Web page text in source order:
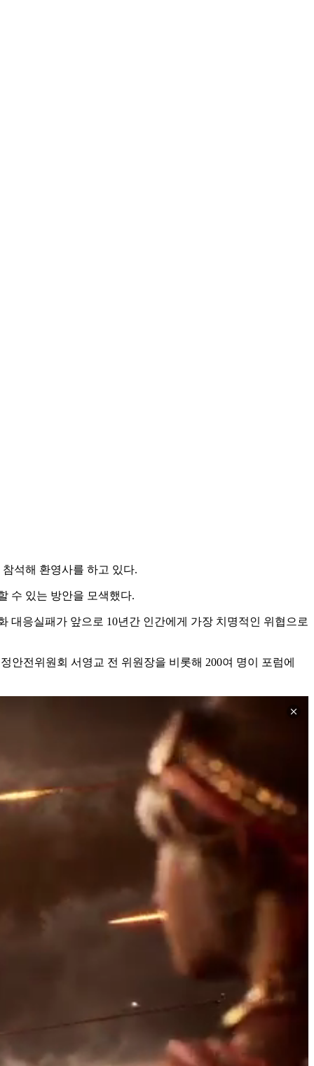
석해 환영사를 하고 있다.
수 있는 방안을 모색했다.
대응실패가 앞으로 10년간 인간에게 가장 치명적인 위협으로
전위원회 서영교 전 위원장을 비롯해 200여 명이 포럼에